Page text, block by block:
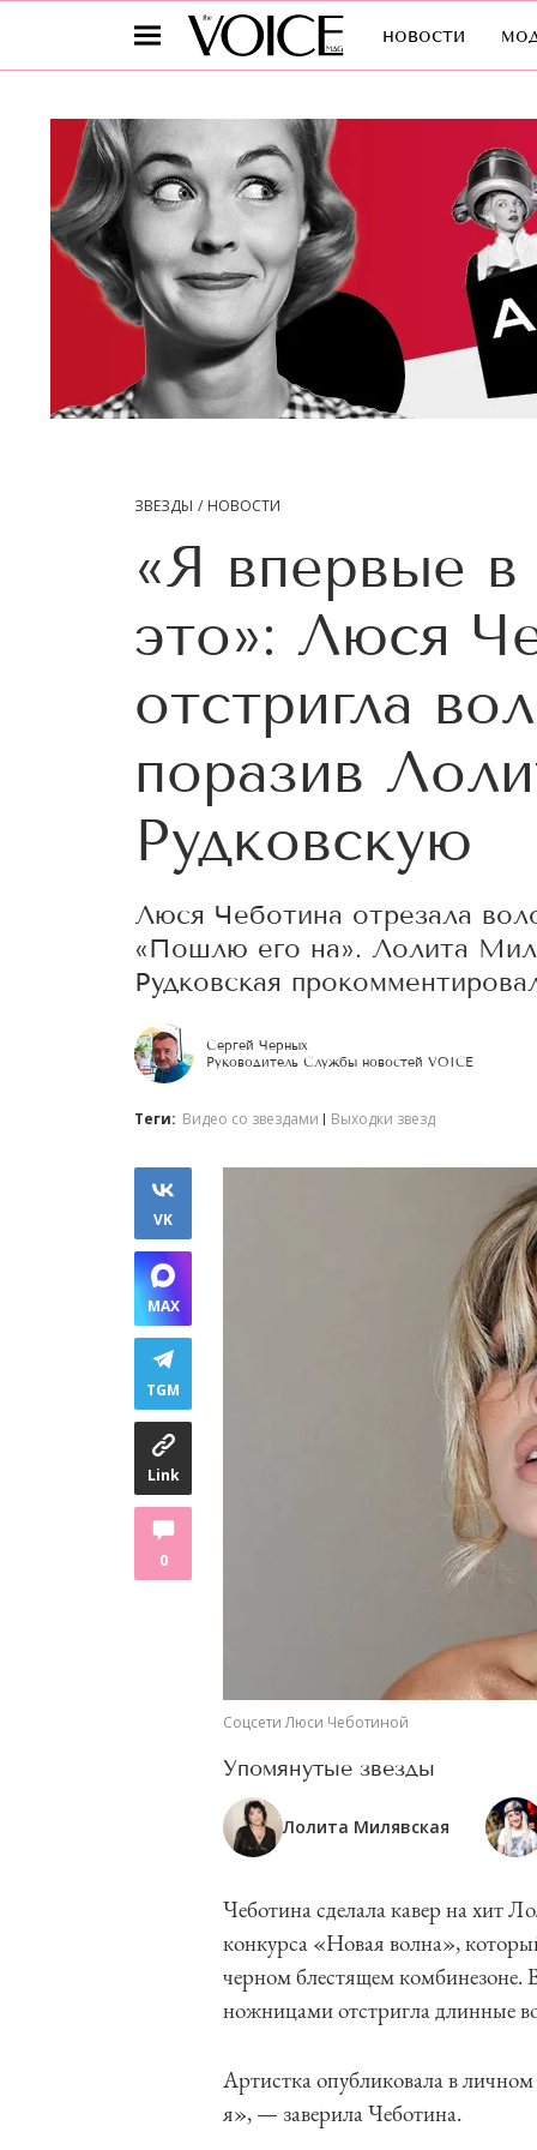
новости
ЗВЕЗДЫ НОВОСТИ
«Я впервые
это»: Люся
отстригла
поразив
Рудковскую
Люся Чеботина отрезала
«Пошлю его на». Лолита
Рудковская
Сергей Черных
Руководитель Службы новостей VOICE
Теги: Видео со звездами Выходки звезд
VK
MAX
TGM
Link
0
Соцсети Люси Чеботиной
Упомянутые звезды
Лолита Милявская
Чеботина сделала кавер на хит
конкурса «Новая волна»,
черном блестящем
ножницами отстригла длинные
Артистка опубликовала в
я», — заверила Чеботина.